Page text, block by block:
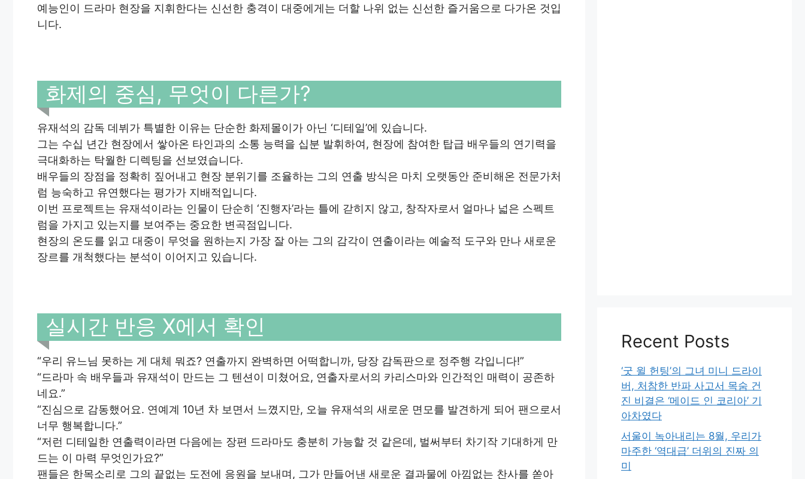
예능인이 드라마 현장을 지휘한다는 신선한 충격이 대중에게는 더할 나위 없는 신선한 즐거움으로 다가온 것입
니다.
화제의 중심, 무엇이 다른가?
유재석의 감독 데뷔가 특별한 이유는 단순한 화제몰이가 아닌 ‘디테일’에 있습니다.
그는 수십 년간 현장에서 쌓아온 타인과의 소통 능력을 십분 발휘하여, 현장에 참여한 탑급 배우들의 연기력을
극대화하는 탁월한 디렉팅을 선보였습니다.
배우들의 장점을 정확히 짚어내고 현장 분위기를 조율하는 그의 연출 방식은 마치 오랫동안 준비해온 전문가처
럼 능숙하고 유연했다는 평가가 지배적입니다.
이번 프로젝트는 유재석이라는 인물이 단순히 ‘진행자’라는 틀에 갇히지 않고, 창작자로서 얼마나 넓은 스펙트
럼을 가지고 있는지를 보여주는 중요한 변곡점입니다.
현장의 온도를 읽고 대중이 무엇을 원하는지 가장 잘 아는 그의 감각이 연출이라는 예술적 도구와 만나 새로운
장르를 개척했다는 분석이 이어지고 있습니다.
실시간 반응 X에서 확인
“우리 유느님 못하는 게 대체 뭐죠? 연출까지 완벽하면 어떡합니까, 당장 감독판으로 정주행 각입니다!”
“드라마 속 배우들과 유재석이 만드는 그 텐션이 미쳤어요, 연출자로서의 카리스마와 인간적인 매력이 공존하
네요.”
“진심으로 감동했어요. 연예계 10년 차 보면서 느꼈지만, 오늘 유재석의 새로운 면모를 발견하게 되어 팬으로서
너무 행복합니다.”
“저런 디테일한 연출력이라면 다음에는 장편 드라마도 충분히 가능할 것 같은데, 벌써부터 차기작 기대하게 만
드는 이 마력 무엇인가요?”
팬들은 한목소리로 그의 끝없는 도전에 응원을 보내며, 그가 만들어낸 새로운 결과물에 아낌없는 찬사를 쏟아
Recent Posts
‘굿 윌 헌팅’의 그녀 미니 드라이
버, 처참한 반파 사고서 목숨 건
진 비결은 ‘메이드 인 코리아’ 기
아차였다
서울이 녹아내리는 8월, 우리가
마주한 ‘역대급’ 더위의 진짜 의
미